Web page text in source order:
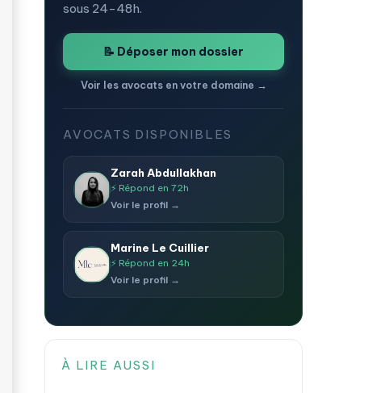
sous 24-48h.
📝 Déposer mon dossier
Voir les avocats en votre domaine →
AVOCATS DISPONIBLES
Zarah Abdullakhan
⚡ Répond en 72h
Voir le profil →
Marine Le Cuillier
⚡ Répond en 24h
Voir le profil →
À LIRE AUSSI